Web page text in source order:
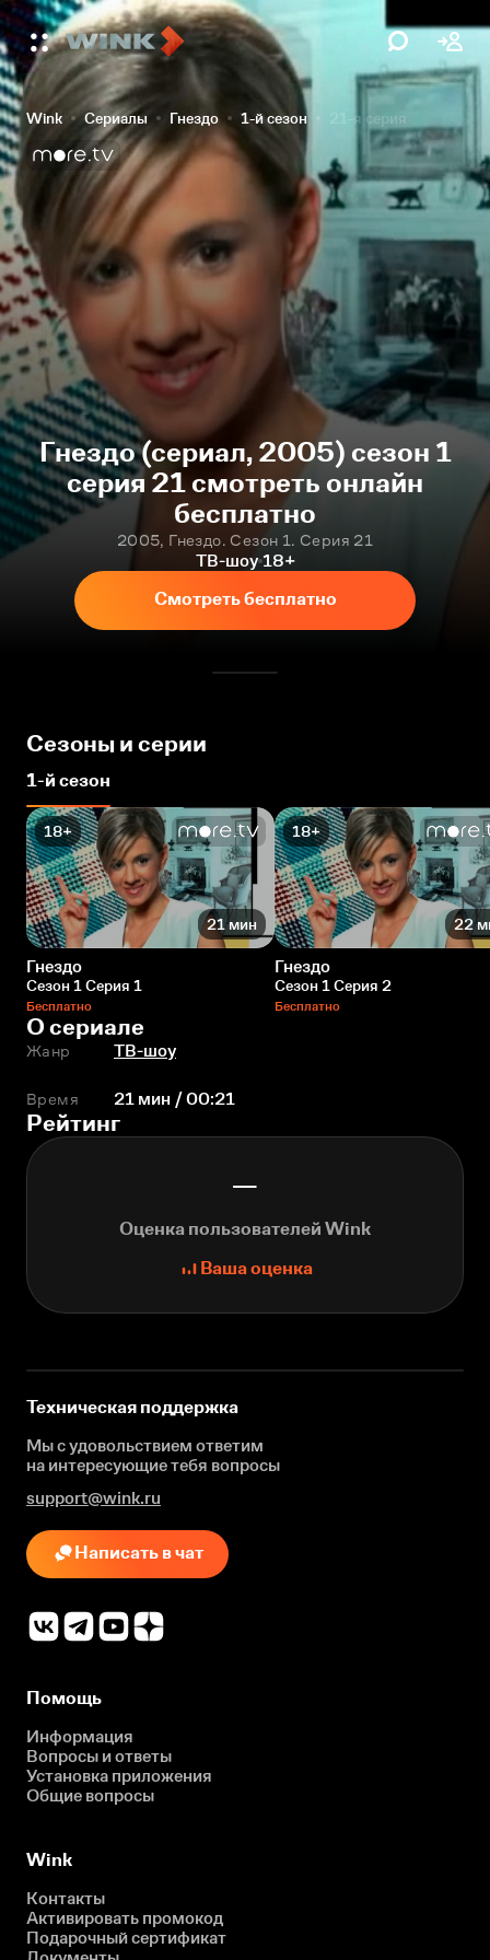
Wink Сериалы Гнездо 1-й сезон 21-я серия
Гнездо (сериал, 2005) сезон 1
серия 21 смотреть онлайн
бесплатно
2005, Гнездо. Сезон 1. Серия 21
ТВ-шоу 18+
Смотреть бесплатно
Сезоны и серии
1-й сезон
18+
21 мин
Гнездо
Сезон 1 Серия 1
Бесплатно
18+
22
Гнездо
Сезон 1 Серия 2
Бесплатно
О сериале
Жанр ТВ-шоу
Время 21 мин / 00:21
Рейтинг
—
Оценка пользователей Wink
Ваша оценка
Техническая поддержка
Мы с удовольствием ответим
на интересующиетебя вопросы
support@wink.ru
Написать в чат
Помощь
Информация
Вопросы и ответы
Установка приложения
Общие вопросы
Wink
Контакты
Активировать промокод
Подарочный сертификат